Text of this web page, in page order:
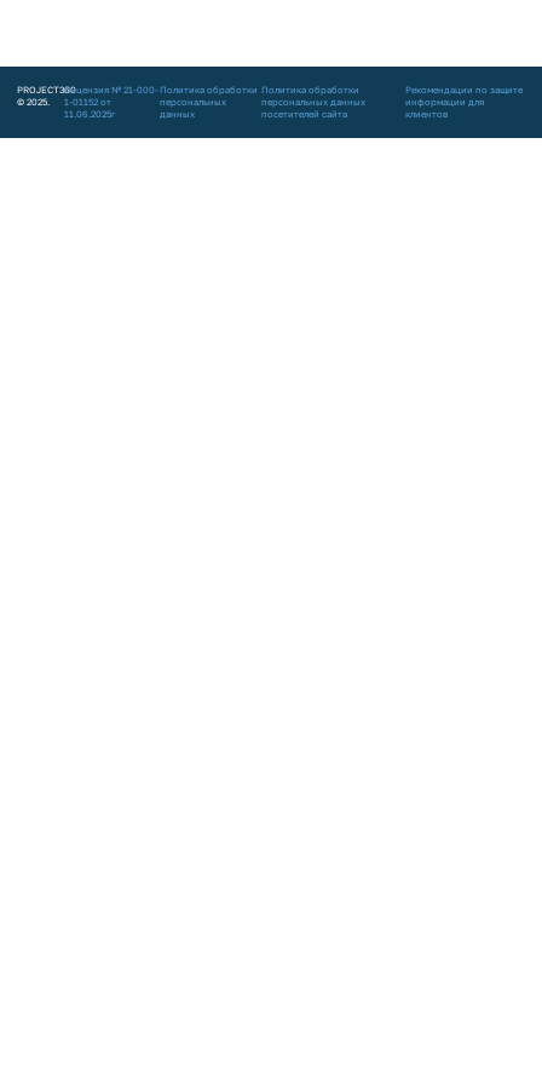
PROJECT360
© 2025.
Лицензия № 21-000-
1-01152 от
11.06.2025г
Политика обработки
персональных
данных
Политика обработки
персональных данных
посетителей сайта
Рекомендации по защите
информации для
клиентов